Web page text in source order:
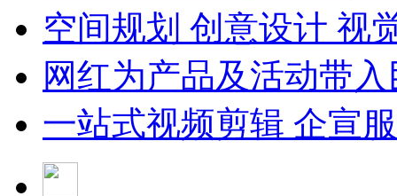
空间规划 创意设计 视
网红为产品及活动带
一站式视频剪辑 企宣